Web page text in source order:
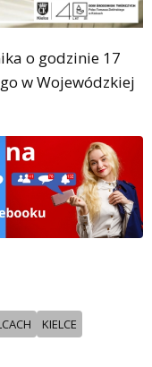
o godzinie 17
w Wojewódzkiej
KIELCE